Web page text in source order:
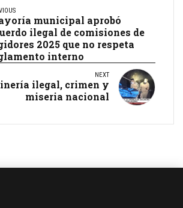
municipal aprobó
ilegal de comisiones de
2025 que no respeta
interno
NEXT
ilegal, crimen y
miseria nacional